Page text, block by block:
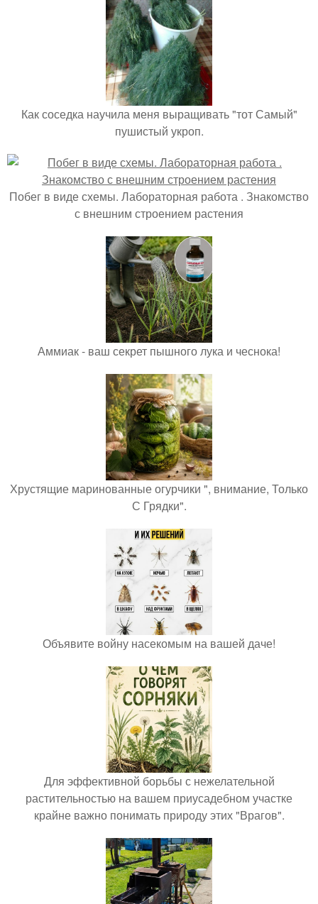
Как соседка научила меня выращивать "тот Самый"
пушистый укроп.
Побег в виде схемы. Лабораторная работа . Знакомство
с внешним строением растения
Аммиак - ваш секрет пышного лука и чеснока!
Хрустящие маринованные огурчики ", внимание, Только
С Грядки".
Объявите войну насекомым на вашей даче!
Для эффективной борьбы с нежелательной
растительностью на вашем приусадебном участке
крайне важно понимать природу этих "Врагов".